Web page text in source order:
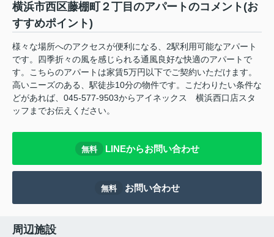
横浜市西区藤棚町２丁目のアパートのコメント(お
すすめポイント)
様々な場所へのアクセスが便利になる、2駅利用可能なアパート
です。四季折々の風を感じられる通風良好な快適のアパートで
す。こちらのアパートは家賃5万円以下でご契約いただけます。
高いニーズのある、駅徒歩10分の物件です。こだわりたい条件な
どがあれば、045-577-9503からアイネックス 横浜西口店スタ
ッフまでお伝えください。
無料 LINEからお問い合わせ
無料 お問い合わせ
周辺施設